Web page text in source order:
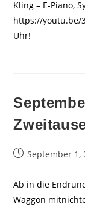
Kling – E-Piano,
https://youtu.be/
Uhr!
BeitragSeptember 1,
Ab in die
Waggon